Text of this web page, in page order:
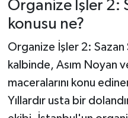
Organize İşler 2:
konusu ne?
Organize İşler 2: Sazan
kalbinde, Asım Noyan
maceralarını konu
Yıllardır usta bir